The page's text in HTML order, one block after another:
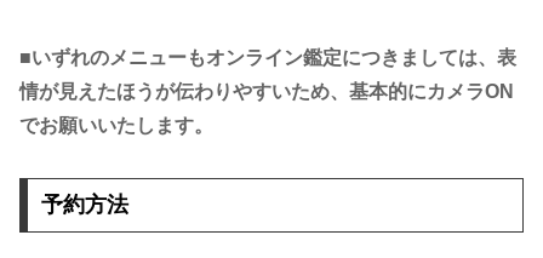
■いずれのメニューもオンライン鑑定につきましては、表
情が見えたほうが伝わりやすいため、基本的にカメラON
でお願いいたします。
予約方法